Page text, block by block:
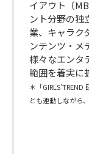
イアウト（
ント分野の独
業、キャラク
ンテンツ・メ
様々なエンタ
範囲を着実に
＊「GIRLS’TREND
とも連動しながら